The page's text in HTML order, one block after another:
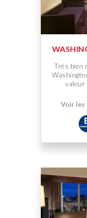
Très bien
valeur
Voir les